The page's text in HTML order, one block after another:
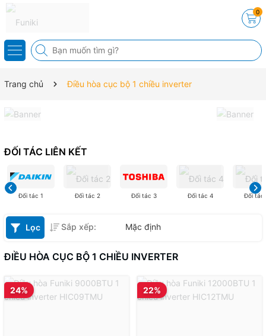
0
Trang chủ Điều hòa cục bộ 1 chiều inverter
ĐỐI TÁC LIÊN KẾT
Đối tác 1 Đối tác 2 Đối tác 3 Đối tác 4 Đối tác
Lọc Sắp xếp: Mặc định
ĐIỀU HÒA CỤC BỘ 1 CHIỀU INVERTER
24% 22%